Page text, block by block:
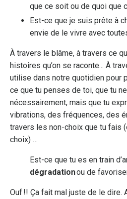
que ce soit ou de quoi que
Est-ce que je suis prête à
envie de le vivre avec
À travers le blâme, à travers ce
histoires qu’on se raconte... À
utilise dans notre quotidien pour
ce que tu penses de toi, que tu
nécessairement, mais que tu
vibrations, des fréquences, des
travers les non-choix que tu fais
choix) …
Est-ce que tu es en train
dégradationou de
Ouf !! Ça fait mal juste de le dire.